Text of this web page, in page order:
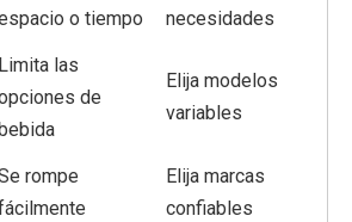
o tiempo
necesidades
Limita las
de
bebida
Elija modelos
variables
rompe
Elija marcas
confiables